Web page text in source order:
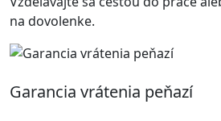
na dovolenke.
Garancia vrátenia peňazí